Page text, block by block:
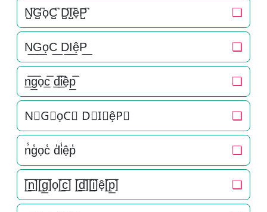
N̺͆G̺͆ọC̺͆ D̺͆I̺͆ệP̺͆ ❏
N͟G͟ọC͟ D͟I͟ệP͟ ❏
n̲̅g̲̅ọc̲̅ d̲̅i̲̅ệp̲̅ ❏
N⃣G⃣ọC⃣ D⃣I⃣ệP⃣ ❏
n̾g̾ọc̾ d̾i̾ệp̾ ❏
[̲̅n̲̅][̲̅g̲̅]ọ[̲̅c̲̅] [̲̅d̲̅][̲̅i̲̅]ệ[̲̅p̲̅] ❏